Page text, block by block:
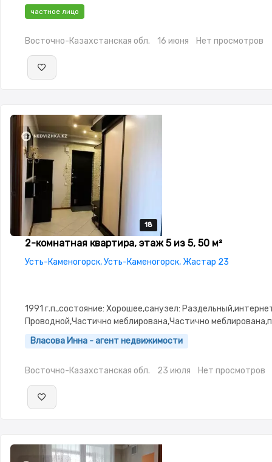
меблирована,Частично меблирована,Решетки на
частное лицо
Восточно-Казахстанская обл. 16 июня Нет просмотров
18
18
18
18
18
2-комнатная квартира, этаж 5 из 5, 50 м²
Усть-Каменогорск, Усть-Каменогорск, Жастар 23
1991 г.п.,состояние: Хорошее,санузел:
Проводной,Частично меблирована,Частично
Паркинг,Домофон,Неугловая,Улучшенная,Комнаты
изолированы,Встроенная кухня,Новая
Власова Инна - агент недвижимости
Восточно-Казахстанская обл. 23 июля Нет просмотров